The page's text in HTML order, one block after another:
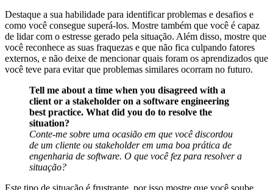
Destaque a sua habilidade para identificar problemas e desafios e
como você consegue superá-los. Mostre também que você é capaz
de lidar com o estresse gerado pela situação. Além disso, mostre que
você reconhece as suas fraquezas e que não fica culpando fatores
externos, e não deixe de mencionar quais foram os aprendizados que
você teve para evitar que problemas similares ocorram no futuro.
Tell me about a time when you disagreed with a
client or a stakeholder on a software engineering
best practice. What did you do to resolve the
situation?
Conte-me sobre uma ocasião em que você discordou
de um cliente ou stakeholder em uma boa prática de
engenharia de software. O que você fez para resolver a
situação?